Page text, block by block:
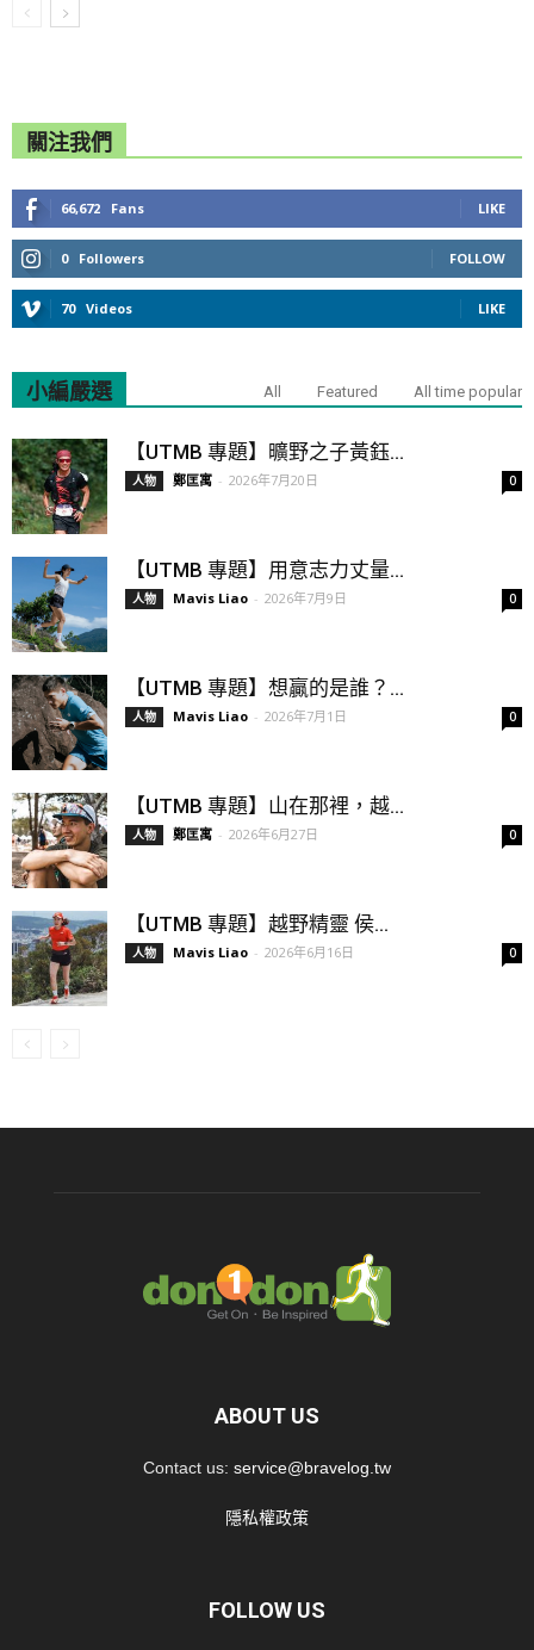
關注我們
66,672 Fans LIKE
0 Followers FOLLOW
70 Videos LIKE
小編嚴選 All Featured All time popular
【UTMB 專題】曠野之子黃鈺...
人物 鄭匡寓 - 2026年7月20日 0
【UTMB 專題】用意志力丈量...
人物 Mavis Liao - 2026年7月9日 0
【UTMB 專題】想贏的是誰？...
人物 Mavis Liao - 2026年7月1日 0
【UTMB 專題】山在那裡，越...
人物 鄭匡寓 - 2026年6月27日 0
【UTMB 專題】越野精靈 侯...
人物 Mavis Liao - 2026年6月16日 0
ABOUT US
Contact us: service@bravelog.tw
隱私權政策
FOLLOW US